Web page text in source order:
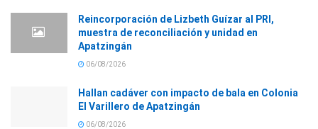
Reincorporación de Lizbeth Guízar al PRI,
muestra de reconciliación y unidad en
Apatzingán
06/08/2026
Hallan cadáver con impacto de bala en Colonia
El Varillero de Apatzingán
06/08/2026